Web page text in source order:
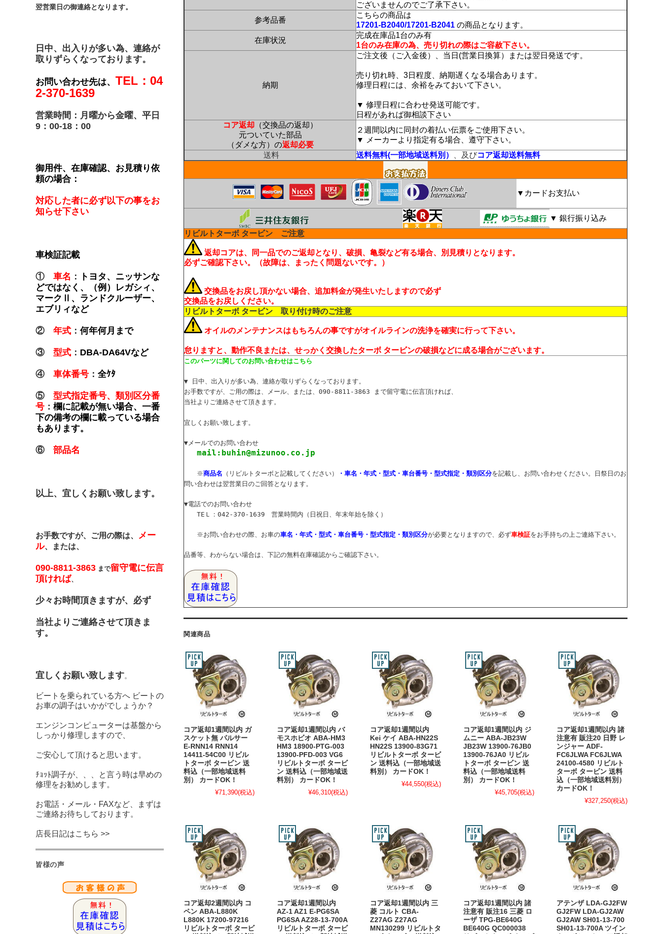
ございませんのでご了承下さい。
参考品番
こちらの商品は
17201-B2040/17201-B2041 の商品となります。
在庫状況
完成在庫品1台のみ有
1台のみ在庫の為、売り切れの際はご容赦下さい。
納期
ご注文後（ご入金後）、当日(営業日換算）または翌日発送です。
売り切れ時、3日程度、納期遅くなる場合あります。
修理日程には、余裕をみておいて下さい。
▼ 修理日程に合わせ発送可能です。
日程があれば御相談下さい
コア返却（交換品の返却）
元ついていた部品
（ダメな方）の返却必要
２週間以内に同封の着払い伝票をご使用下さい。
▼ メーカーより指定有る場合、遵守下さい。
送料
送料無料(一部地域送料別） 、及びコア返却送料無料
▼カードお支払い
▼ 銀行振り込み
リビルトターボ タービン ご注意
返却コアは、同一品でのご返却となり、破損、亀裂など有る場合、別見積りとなります。
必ずご確認下さい。（故障は、まったく問題ないです。）
交換品をお戻し頂かない場合、追加料金が発生いたしますので必ず
交換品をお戻しください。
リビルトターボ タービン 取り付け時のご注意
オイルのメンテナンスはもちろんの事ですがオイルラインの洗浄を確実に行って下さい。
怠りますと、動作不良または、せっかく交換したターボ タービンの破損などに成る場合がございます。
このパーツに関してのお問い合わせはこちら
▼ 日中、出入りが多い為、連絡が取りずらくなっております。
お手数ですが、ご用の際は、メール、または、090-8811-3863 まで留守電に伝言頂ければ、
当社よりご連絡させて頂きます。
宜しくお願い致します。
▼メールでのお問い合わせ
mail:buhin@mizunoo.co.jp
※商品名 （リビルトターボと記載してください） ・車名・年式・型式・車台番号・型式指定・類別区分を記載し、お問い合わせください。日祭日のお
問い合わせは翌営業日のご回答となります。
▼電話でのお問い合わせ
TEＬ：042-370-1639 営業時間内（日祝日、年末年始を除く）
※お問い合わせの際、お車の車名・年式・型式・車台番号・型式指定・類別区分が必要となりますので、必ず車検証をお手持ちの上ご連絡下さい。
品番等、わからない場合は、下記の無料在庫確認からご確認下さい。
関連商品
コア返却1週間以内 ガ
スケット無 パルサー
E-RNN14 RNN14
14411-54C00 リビル
トターボ タービン 送
料込（一部地域送料
別） カードOK！
¥71,390(税込)
コア返却1週間以内 バ
モスホビオ ABA-HM3
HM3 18900-PTG-003
13900-PFD-003 VG6
リビルトターボ タービ
ン 送料込（一部地域送
料別） カードOK！
¥46,310(税込)
コア返却1週間以内
Kei ケイ ABA-HN22S
HN22S 13900-83G71
リビルトターボ タービ
ン 送料込（一部地域送
料別） カードOK！
¥44,550(税込)
コア返却1週間以内 ジ
ムニー ABA-JB23W
JB23W 13900-76JB0
13900-76JA0 リビル
トターボ タービン 送
料込（一部地域送料
別） カードOK！
¥45,705(税込)
コア返却1週間以内 諸
注意有 販注20 日野 レ
ンジャー ADF-
FC6JLWA FC6JLWA
24100-4580 リビルト
ターボ タービン 送料
込（一部地域送料別）
カードOK！
¥327,250(税込)
コア返却2週間以内 コ
ペン ABA-L880K
L880K 17200-97216
リビルトターボ タービ
コア返却1週間以内
AZ-1 AZ1 E-PG6SA
PG6SA AZ28-13-700A
リビルトターボ タービ
コア返却1週間以内 三
菱 コルト CBA-
Z27AG Z27AG
MN130299 リビルトタ
コア返却1週間以内 諸
注意有 販注16 三菱 ロ
ーザ TPG-BE640G
BE640G QC000038
アテンザ LDA-GJ2FW
GJ2FW LDA-GJ2AW
GJ2AW SH01-13-700
SH01-13-700A ツイン
翌営業日の御連絡となります。
日中、出入りが多い為、連絡が
取りずらくなっております。
お問い合わせ先は、 TEL：04
2-370-1639
営業時間：月曜から金曜、平日
9：00-18：00
御用件、在庫確認、お見積り依
頼の場合：
対応した者に必ず以下の事をお
知らせ下さい
車検証記載
① 車名 ：
トヨタ、ニッサンな
どではなく、（例）レガシィ、
マークⅡ、ランドクルーザー、
エブリィなど
② 年式 ： 何年何月まで
③ 型式 ： DBA-DA64Vなど
④ 車体番号 ： 全ｹﾀ
⑤ 型式指定番号、類別区分番
号 ： 欄に記載が無い場合、一番
下の備考の欄に載っている場合
もあります。
⑥ 部品名
以上、宜しくお願い致します。
お手数ですが、ご用の際は、 メー
ル、または、
090-8811-3863 まで留守電に伝言
頂ければ、
少々お時間頂きますが、必ず
当社よりご連絡させて頂きま
す。
宜しくお願い致します。
ビートを乗られている方へ ビートの
お車の調子はいかがでしょうか？
エンジンコンピューターは基盤から
しっかり修理しますので、
ご安心して頂けると思います。
ﾁｮｯﾄ調子が、、、と言う時は早めの
修理をお勧めします。
お電話・メール・FAXなど、まずは
ご連絡お待ちしております。
店長日記はこちら >>
皆様の声